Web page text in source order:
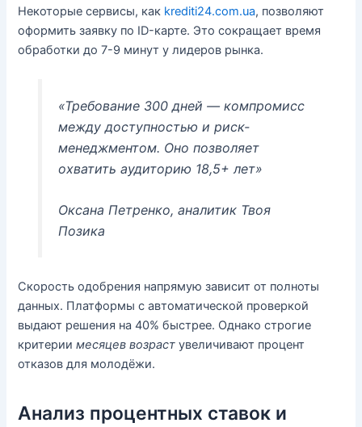
Некоторые сервисы, как krediti24.com.ua, позволяют
оформить заявку по ID-карте. Это сокращает время
обработки до 7-9 минут у лидеров рынка.
«Требование 300 дней — компромисс
между доступностью и риск-
менеджментом. Оно позволяет
охватить аудиторию 18,5+ лет»
Оксана Петренко, аналитик Твоя
Позика
Скорость одобрения напрямую зависит от полноты
данных. Платформы с автоматической проверкой
выдают решения на 40% быстрее. Однако строгие
критериимесяцев возраст увеличивают процент
отказов для молодёжи.
Анализ процентных ставок и